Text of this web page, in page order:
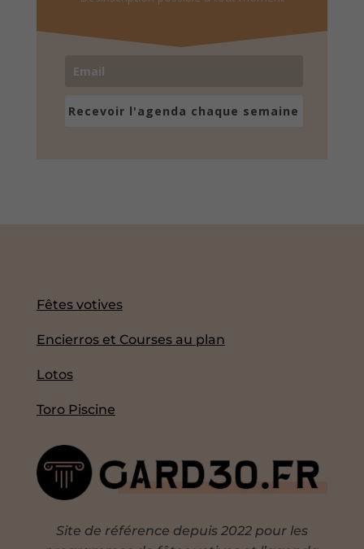
Recevoir l'agenda chaque semaine
Fêtes votives
Encierros et Courses au plan
Lotos
Toro Piscine
Site de référence depuis 2022 pour les